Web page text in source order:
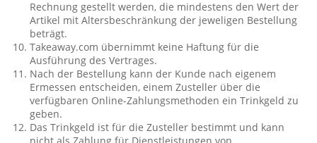
Rechnung gestellt werden, die mindestens den Wert der
Artikel mit Altersbeschränkung der jeweligen Bestellung
beträgt.
Takeaway.com übernimmt keine Haftung für die
Ausführung des Vertrages.
Nach der Bestellung kann der Kunde nach eigenem
Ermessen entscheiden, einem Zusteller über die
verfügbaren Online-Zahlungsmethoden ein Trinkgeld zu
geben.
Das Trinkgeld ist für die Zusteller bestimmt und kann